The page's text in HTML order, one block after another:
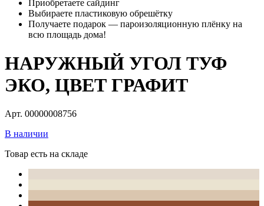
Приобретаете сайдинг
Выбираете пластиковую обрешётку
Получаете подарок — пароизоляционную плёнку на
всю площадь дома!
НАРУЖНЫЙ УГОЛ ТУФ
ЭКО, ЦВЕТ ГРАФИТ
Арт. 00000008756
В наличии
Товар есть на складе